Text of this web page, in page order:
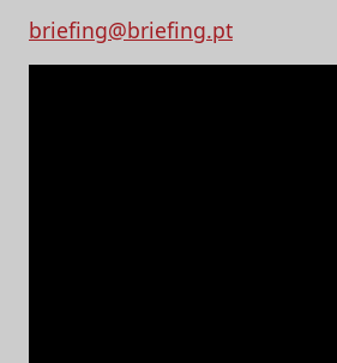
briefing@briefing.pt